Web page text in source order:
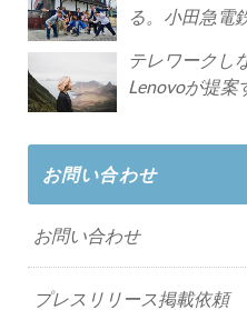
る。小田急電
テレワークし
Lenovoが提案
お問い合わせ
お問い合わせ
プレスリリース掲載依頼